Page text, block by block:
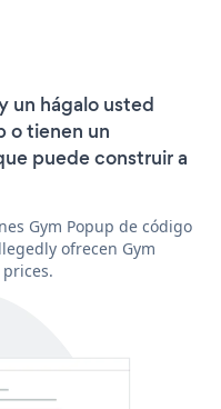
un hágalo usted
o tienen un
puede construir a
Gym Popup de código
ofrecen Gym